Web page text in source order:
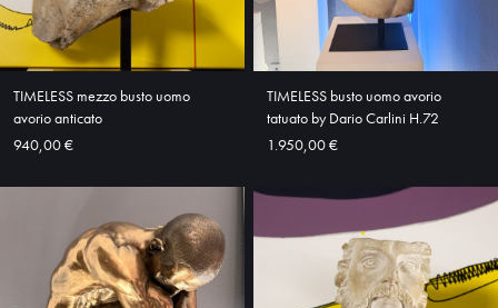
TIMELESS mezzo busto uomo
avorio anticato
940,00 €
TIMELESS busto uomo avorio
tatuato by Dario Carlini H.72
1.950,00 €